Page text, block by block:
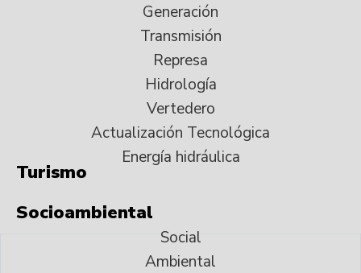
Generación
Transmisión
Represa
Hidrología
Vertedero
Actualización Tecnológica
Energía hidráulica
Turismo
Socioambiental
Social
Ambiental